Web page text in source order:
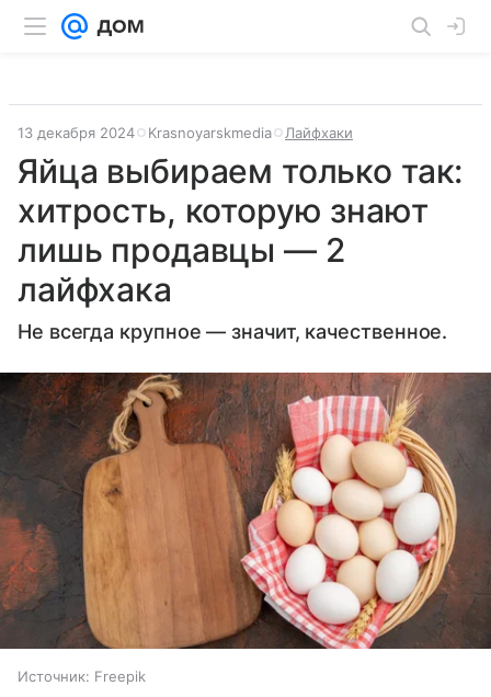
13 декабря 2024 Krasnoyarskmedia Лайфхаки
Яйца выбираем только так:
хитрость, которую знают
лишь продавцы — 2
лайфхака
Не всегда крупное — значит, качественное.
Источник: Freepik